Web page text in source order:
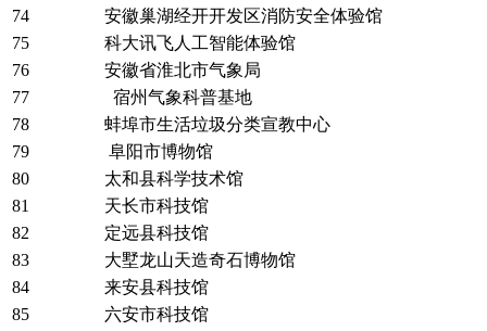
74
安徽巢湖经开开发区消防安全体验馆
75
科大讯飞人工智能体验馆
76
安徽省淮北市气象局
77
宿州气象科普基地
78
蚌埠市生活垃圾分类宣教中心
79
阜阳市博物馆
80
太和县科学技术馆
81
天长市科技馆
82
定远县科技馆
83
大墅龙山天造奇石博物馆
84
来安县科技馆
85
六安市科技馆